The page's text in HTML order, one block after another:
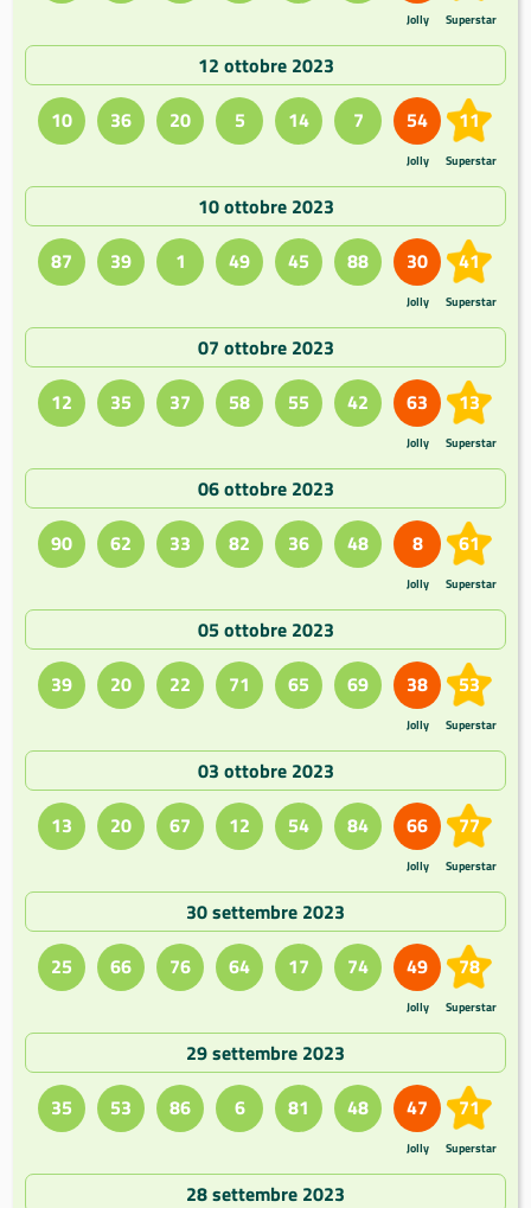
Jolly Superstar
12 ottobre 2023
10
36 20 5 14 7 54
Jolly
11
Superstar
10 ottobre 2023
87
39 1 49 45 88 30
Jolly
41
Superstar
07 ottobre 2023
12
35 37 58 55 42 63
Jolly
13
Superstar
06 ottobre 2023
90
62 33 82 36 48 8
Jolly
61
Superstar
05 ottobre 2023
39
20 22 71 65 69 38
Jolly
53
Superstar
03 ottobre 2023
13
20 67 12 54 84 66
Jolly
77
Superstar
30 settembre 2023
25
66 76 64 17 74 49
Jolly
78
Superstar
29 settembre 2023
35
53 86 6 81 48 47
Jolly
71
Superstar
28 settembre 2023